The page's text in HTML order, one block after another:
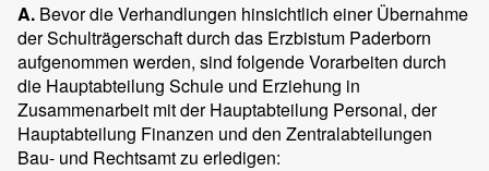
A. Bevor die Verhandlungen hinsichtlich einer Übernahme
der Schulträgerschaft durch das Erzbistum Paderborn
aufgenommen werden, sind folgende Vorarbeiten durch
die Hauptabteilung Schule und Erziehung in
Zusammenarbeit mit der Hauptabteilung Personal, der
Hauptabteilung Finanzen und den Zentralabteilungen
Bau- und Rechtsamt zu erledigen: